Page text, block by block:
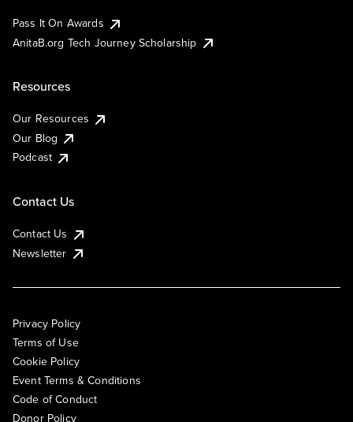
Pass It On Awards
AnitaB.org Tech Journey Scholarship
Resources
Our Resources
Our Blog
Podcast
Contact Us
Contact Us
Newsletter
Privacy Policy
Terms of Use
Cookie Policy
Event Terms & Conditions
Code of Conduct
Donor Policy